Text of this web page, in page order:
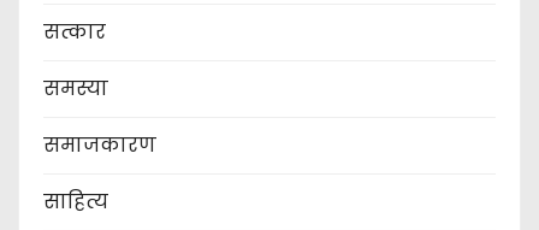
सत्कार
समस्या
समाजकारण
साहित्य